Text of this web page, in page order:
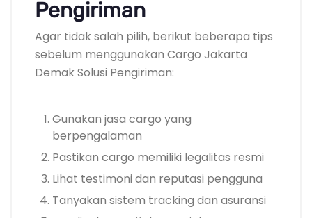
Pengiriman
Agar tidak salah pilih, berikut beberapa tips
sebelum menggunakan Cargo Jakarta
Demak Solusi Pengiriman:
Gunakan jasa cargo yang
berpengalaman
Pastikan cargo memiliki legalitas resmi
Lihat testimoni dan reputasi pengguna
Tanyakan sistem tracking dan asuransi